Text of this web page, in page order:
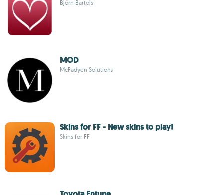
Björn Bartels
MOD
McFadyen Solutions
Skins for FF - New skins to play!
Skins for FF